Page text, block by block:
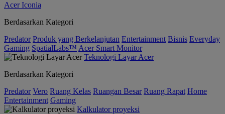
Acer Iconia
Berdasarkan Kategori
Predator Produk yang Berkelanjutan Entertainment Bisnis Everyday
Gaming SpatialLabs™ Acer Smart Monitor
Teknologi Layar Acer
Berdasarkan Kategori
Predator Vero Ruang Kelas Ruangan Besar Ruang Rapat Home
Entertainment Gaming
Kalkulator proyeksi